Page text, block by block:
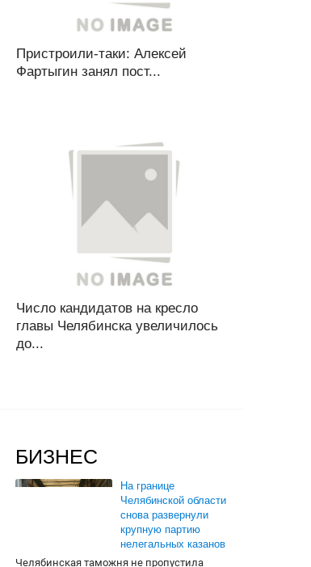
Пристроили-таки: Алексей
Фартыгин занял пост...
Число кандидатов на кресло
главы Челябинска увеличилось
до...
БИЗНЕС
На границе
Челябинской области
снова развернули
крупную партию
нелегальных казанов
Челябинская таможня не пропустила